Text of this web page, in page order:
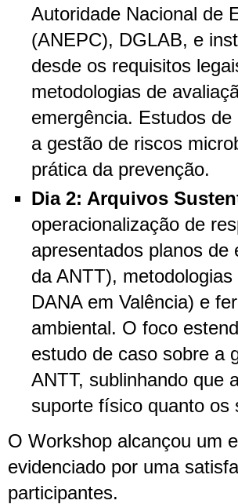
Autoridade Nacional de
(ANEPC), DGLAB, e
desde os requisitos
metodologias de
emergência. Estudos
a gestão de riscos
prática da prevenção.
Dia 2: Arquivos
operacionalização de
apresentados planos de
da ANTT),
DANA em Valência) e
ambiental. O foco
estudo de caso sobre a
ANTT, sublinhando que
suporte físico quanto os
O Workshop alcançou um
evidenciado por uma
participantes.